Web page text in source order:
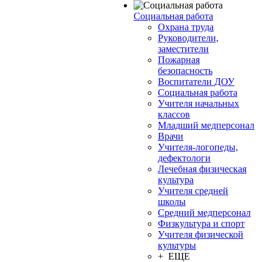
Социальная работа
Охрана труда
Руководители,
заместители
Пожарная
безопасность
Воспитатели ДОУ
Социальная работа
Учителя начальных
классов
Младший медперсонал
Врачи
Учителя-логопеды,
дефектологи
Лечебная физическая
культура
Учителя средней
школы
Средний медперсонал
Физкультура и спорт
Учителя физической
культуры
+ ЕЩЕ